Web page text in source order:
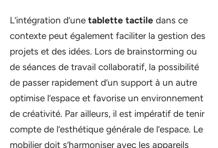
L’intégration d’une tablette tactile dans ce
contexte peut également faciliter la gestion des
projets et des idées. Lors de brainstorming ou
de séances de travail collaboratif, la possibilité
de passer rapidement d’un support à un autre
optimise l’espace et favorise un environnement
de créativité. Par ailleurs, il est impératif de tenir
compte de l’esthétique générale de l’espace. Le
mobilier doit s’harmoniser avec les appareils